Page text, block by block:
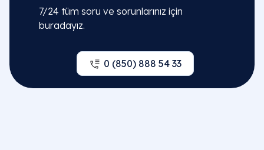
7/24 tüm soru ve sorunlarınız için
buradayız.
0 (850) 888 54 33